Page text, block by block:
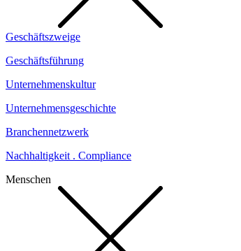
Geschäftszweige
Geschäftsführung
Unternehmenskultur
Unternehmensgeschichte
Branchennetzwerk
Nachhaltigkeit . Compliance
Menschen